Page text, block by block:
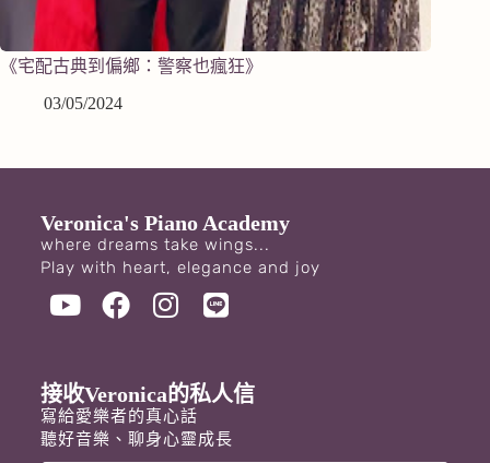
《宅配古典到偏鄉：警察也瘋狂》
03/05/2024
Veronica's Piano Academy
where dreams take wings...
Play with heart, elegance and joy
接收Veronica的私人信
寫給愛樂者的真心話
聽好音樂、聊身心靈成長